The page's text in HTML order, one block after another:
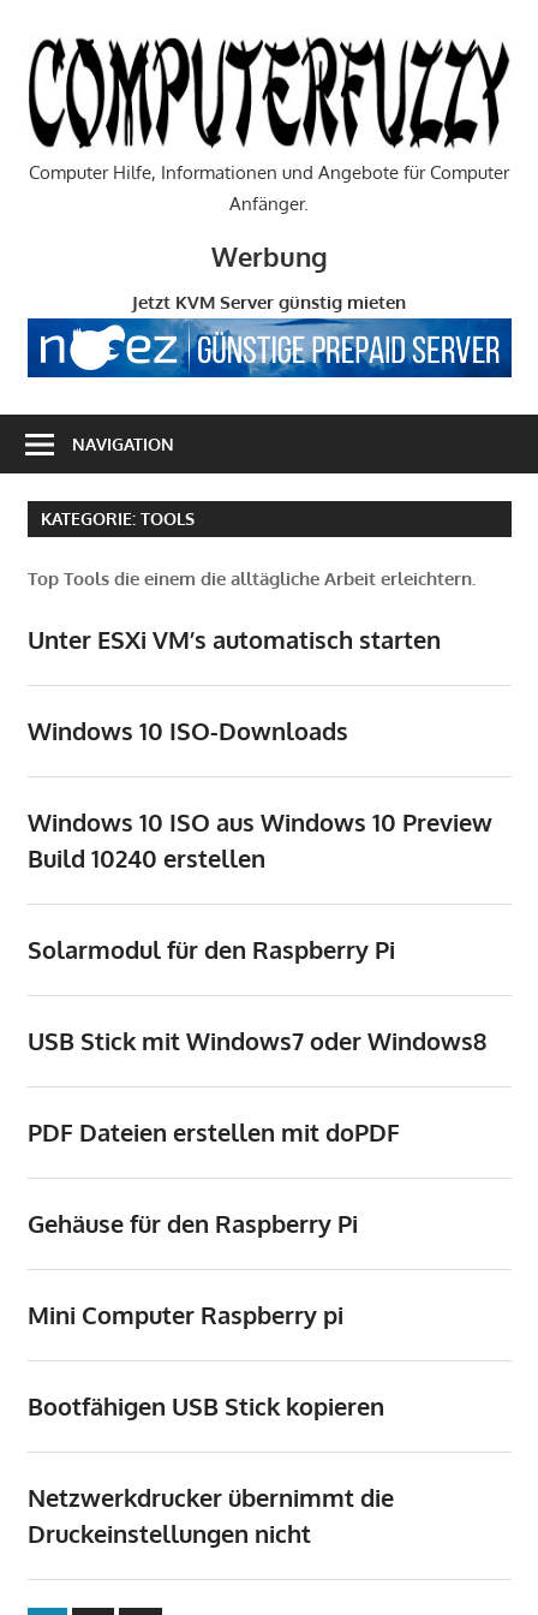
Inhalt
springen
Computer Hilfe, Informationen und Angebote für Computer
Anfänger.
Werbung
Jetzt KVM Server günstig mieten
NAVIGATION
KATEGORIE: TOOLS
Top Tools die einem die alltägliche Arbeit erleichtern.
Unter ESXi VM’s automatisch starten
Windows 10 ISO-Downloads
Windows 10 ISO aus Windows 10 Preview
Build 10240 erstellen
Solarmodul für den Raspberry Pi
USB Stick mit Windows7 oder Windows8
PDF Dateien erstellen mit doPDF
Gehäuse für den Raspberry Pi
Mini Computer Raspberry pi
Bootfähigen USB Stick kopieren
Netzwerkdrucker übernimmt die
Druckeinstellungen nicht